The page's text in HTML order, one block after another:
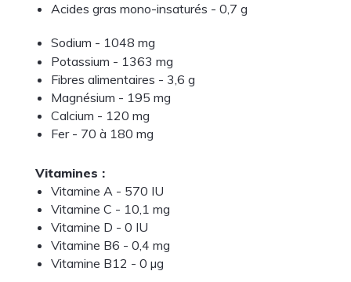
Acides gras mono-insaturés - 0,7 g
Sodium - 1048 mg
Potassium - 1363 mg
Fibres alimentaires - 3,6 g
Magnésium - 195 mg
Calcium - 120 mg
Fer - 70 à 180 mg
Vitamines :
Vitamine A - 570 IU
Vitamine C - 10,1 mg
Vitamine D - 0 IU
Vitamine B6 - 0,4 mg
Vitamine B12 - 0 µg